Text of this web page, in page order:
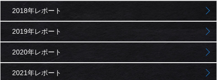
2018年レポート
2019年レポート
2020年レポート
2021年レポート